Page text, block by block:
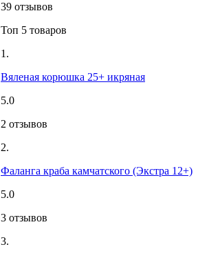
39 отзывов
Топ 5 товаров
1.
Вяленая корюшка 25+ икряная
5.0
2 отзывов
2.
Фаланга краба камчатского (Экстра 12+)
5.0
3 отзывов
3.